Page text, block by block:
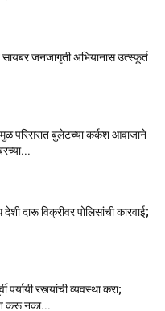
सायबर जनजागृती अभियानास उत्स्फूर्त
परिसरात बुलेटच्या कर्कश आवाजाने
दारू विक्रीवर पोलिसांची कारवाई;
पर्यायी रस्त्यांची व्यवस्था करा;
करू नका...